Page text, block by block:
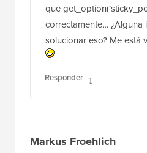
que
correctamente…
solucionar eso? Me está
Responder
Markus Froehlich